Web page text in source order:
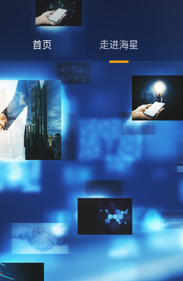
首页 走进海星
党建工作 发展历程 产业布局
星动壹加